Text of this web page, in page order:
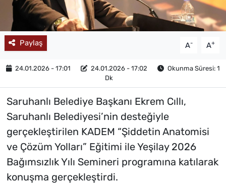
Paylaş A- A+
24.01.2026 - 17:01 24.01.2026 - 17:02
Okunma Süresi: 1
Dk
Saruhanlı Belediye Başkanı Ekrem Cıllı,
Saruhanlı Belediyesi’nin desteğiyle
gerçekleştirilen KADEM “Şiddetin Anatomisi
ve Çözüm Yolları” Eğitimi ile Yeşilay 2026
Bağımsızlık Yılı Semineri programına katılarak
konuşma gerçekleştirdi.